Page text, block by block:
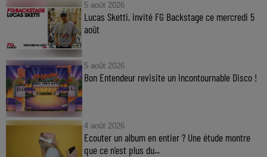
5 août 2026
Lucas Sketti, invité FG Backstage ce mercredi 5
août
5 août 2026
Bon Entendeur revisite un incontournable Disco !
4 août 2026
Ecouter un album en entier ? Une étude montre
que ce n’est plus du...